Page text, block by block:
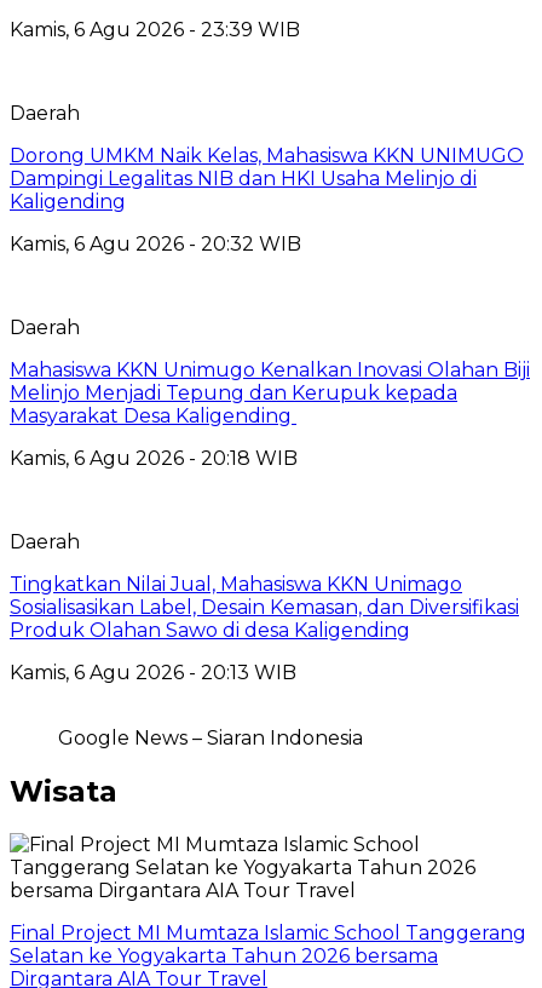
Kamis, 6 Agu 2026 - 23:39 WIB
Daerah
Dorong UMKM Naik Kelas, Mahasiswa KKN UNIMUGO
Dampingi Legalitas NIB dan HKI Usaha Melinjo di
Kaligending
Kamis, 6 Agu 2026 - 20:32 WIB
Daerah
Mahasiswa KKN Unimugo Kenalkan Inovasi Olahan Biji
Melinjo Menjadi Tepung dan Kerupuk kepada
Masyarakat Desa Kaligending
Kamis, 6 Agu 2026 - 20:18 WIB
Daerah
Tingkatkan Nilai Jual, Mahasiswa KKN Unimago
Sosialisasikan Label, Desain Kemasan, dan Diversifikasi
Produk Olahan Sawo di desa Kaligending
Kamis, 6 Agu 2026 - 20:13 WIB
Google News – Siaran Indonesia
Wisata
Final Project MI Mumtaza Islamic School Tanggerang
Selatan ke Yogyakarta Tahun 2026 bersama
Dirgantara AIA Tour Travel